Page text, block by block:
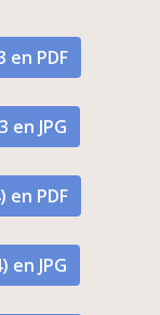
en PDF
en JPG
en PDF
en JPG